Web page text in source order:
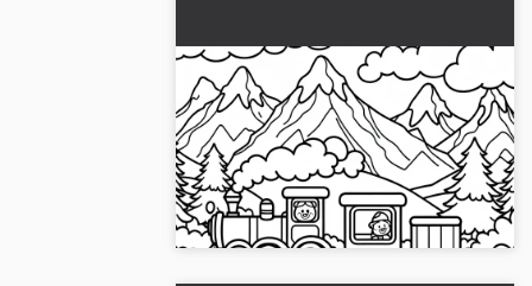
Leikkijunarata kulkee
vuoristomaiseman läpi –
Ilmainen väritettävä kuva
ladattavaksi
Hanki tämä värityskuva, jossa on
leikkijunarata vuoristomaisemassa.
Lataa ilmaiseksi ja väritä verkossa!...